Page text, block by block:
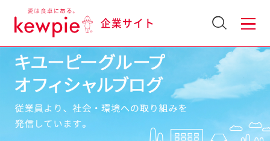
企業サイト